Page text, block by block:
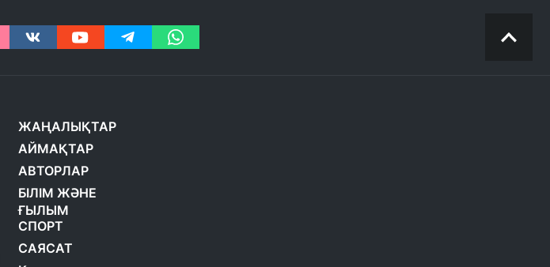
ЖАҢАЛЫҚТАР
АЙМАҚТАР
АВТОРЛАР
БІЛІМ ЖӘНЕ
ҒЫЛЫМ
СПОРТ
САЯСАТ